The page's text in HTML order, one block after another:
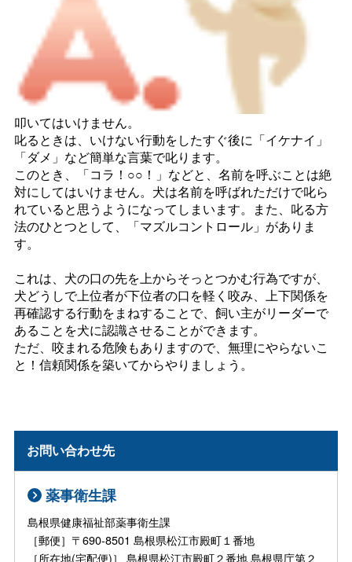
叩いてはいけません。
叱るときは、いけない行動をしたすぐ後に「イケナイ」
「ダメ」など簡単な言葉で叱ります。
このとき、「コラ！○○！」などと、名前を呼ぶことは絶
対にしてはいけません。犬は名前を呼ばれただけで叱ら
れていると思うようになってしまいます。また、叱る方
法のひとつとして、「マズルコントロール」がありま
す。
これは、犬の口の先を上からそっとつかむ行為ですが、
犬どうしで上位者が下位者の口を軽く咬み、上下関係を
再確認する行動をまねすることで、飼い主がリーダーで
あることを犬に認識させることができます。
ただ、咬まれる危険もありますので、無理にやらないこ
と！信頼関係を築いてからやりましょう。
お問い合わせ先
薬事衛生課
島根県健康福祉部薬事衛生課
［郵便］〒690-8501 島根県松江市殿町１番地
［所在地(宅配便)］ 島根県松江市殿町２番地 島根県庁第２